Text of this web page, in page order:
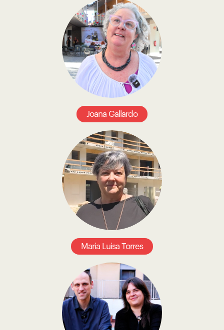
Joana Gallardo
Maria Luisa Torres